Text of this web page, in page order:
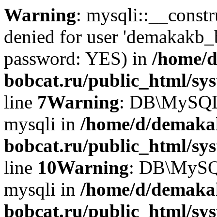
Warning:
denied for user
password: YES) in /home/
bobcat.ru/public_html/
line 7Warning:
mysqli in /home/d/
bobcat.ru/public_html/
line 10Warning:
mysqli in /home/d/
bobcat.ru/public_html/